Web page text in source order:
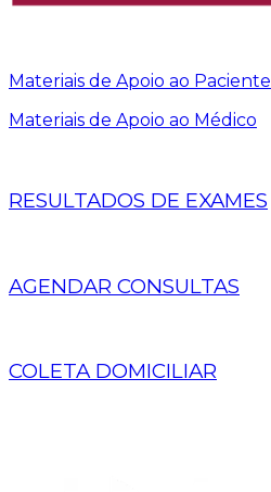
Materiais de Apoio ao Paciente
Materiais de Apoio ao Médico
RESULTADOS DE EXAMES
AGENDAR CONSULTAS
COLETA DOMICILIAR